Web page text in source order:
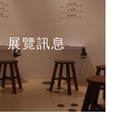
展覽訊息